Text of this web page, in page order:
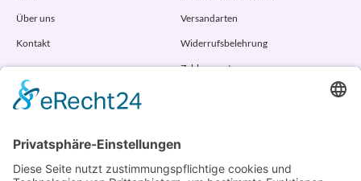
Über uns
Kontakt
Versandarten
Widerrufsbelehrung
Zahlungsarten